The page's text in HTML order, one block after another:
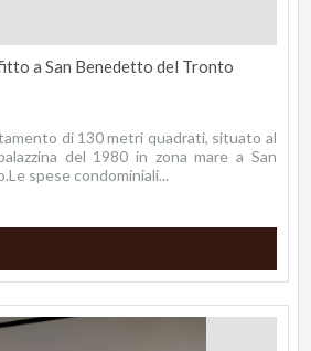
a San Benedetto del Tronto
di 130 metri quadrati, situato al
del 1980 in zona mare a San
spese condominiali...